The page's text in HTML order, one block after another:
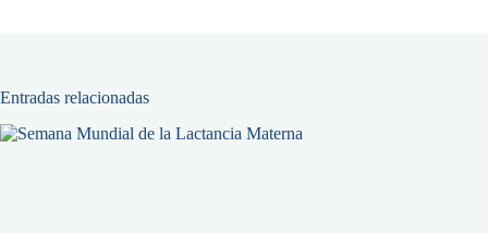
Entradas relacionadas